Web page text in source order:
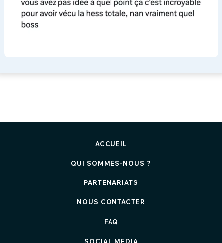
ACCUEIL
QUI SOMMES-NOUS ?
PARTENARIATS
NOUS CONTACTER
FAQ
SOCIAL MEDIA